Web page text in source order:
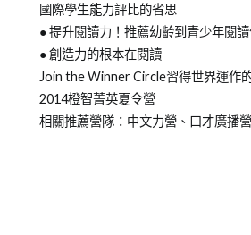
國際學生能力評比的省思
● 提升閱讀力！推薦幼齡到青少年閱
● 創造力的根本在閱讀
Join the Winner Circle習得世界運作
2014橙智菁英夏令營
相關推薦營隊：中文力營、口才廣播